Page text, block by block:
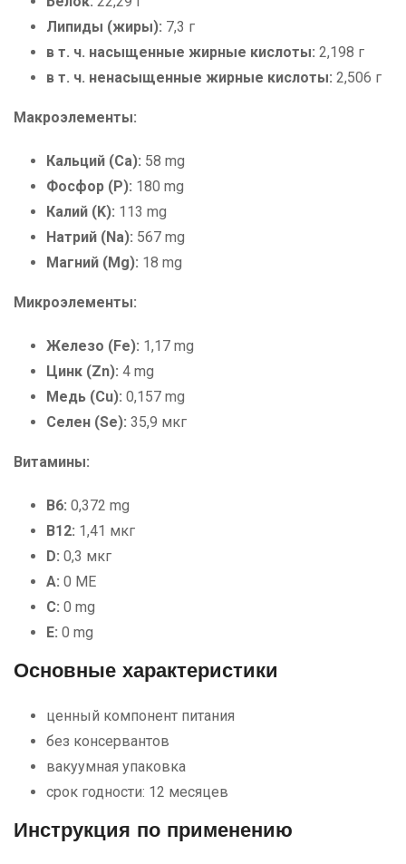
Липиды (жиры): 7,3 г
в т. ч. насыщенные жирные кислоты: 2,198 г
в т. ч. ненасыщенные жирные кислоты: 2,506 г
Макроэлементы:
Кальций (Ca): 58 mg
Фосфор (P): 180 mg
Калий (K): 113 mg
Натрий (Na): 567 mg
Магний (Mg): 18 mg
Микроэлементы:
Железо (Fe): 1,17 mg
Цинк (Zn): 4 mg
Медь (Cu): 0,157 mg
Селен (Se): 35,9 мкг
Витамины:
B6: 0,372 mg
B12: 1,41 мкг
D: 0,3 мкг
A: 0 МЕ
C: 0 mg
E: 0 mg
Основные характеристики
ценный компонент питания
без консервантов
вакуумная упаковка
срок годности: 12 месяцев
Инструкция по применению